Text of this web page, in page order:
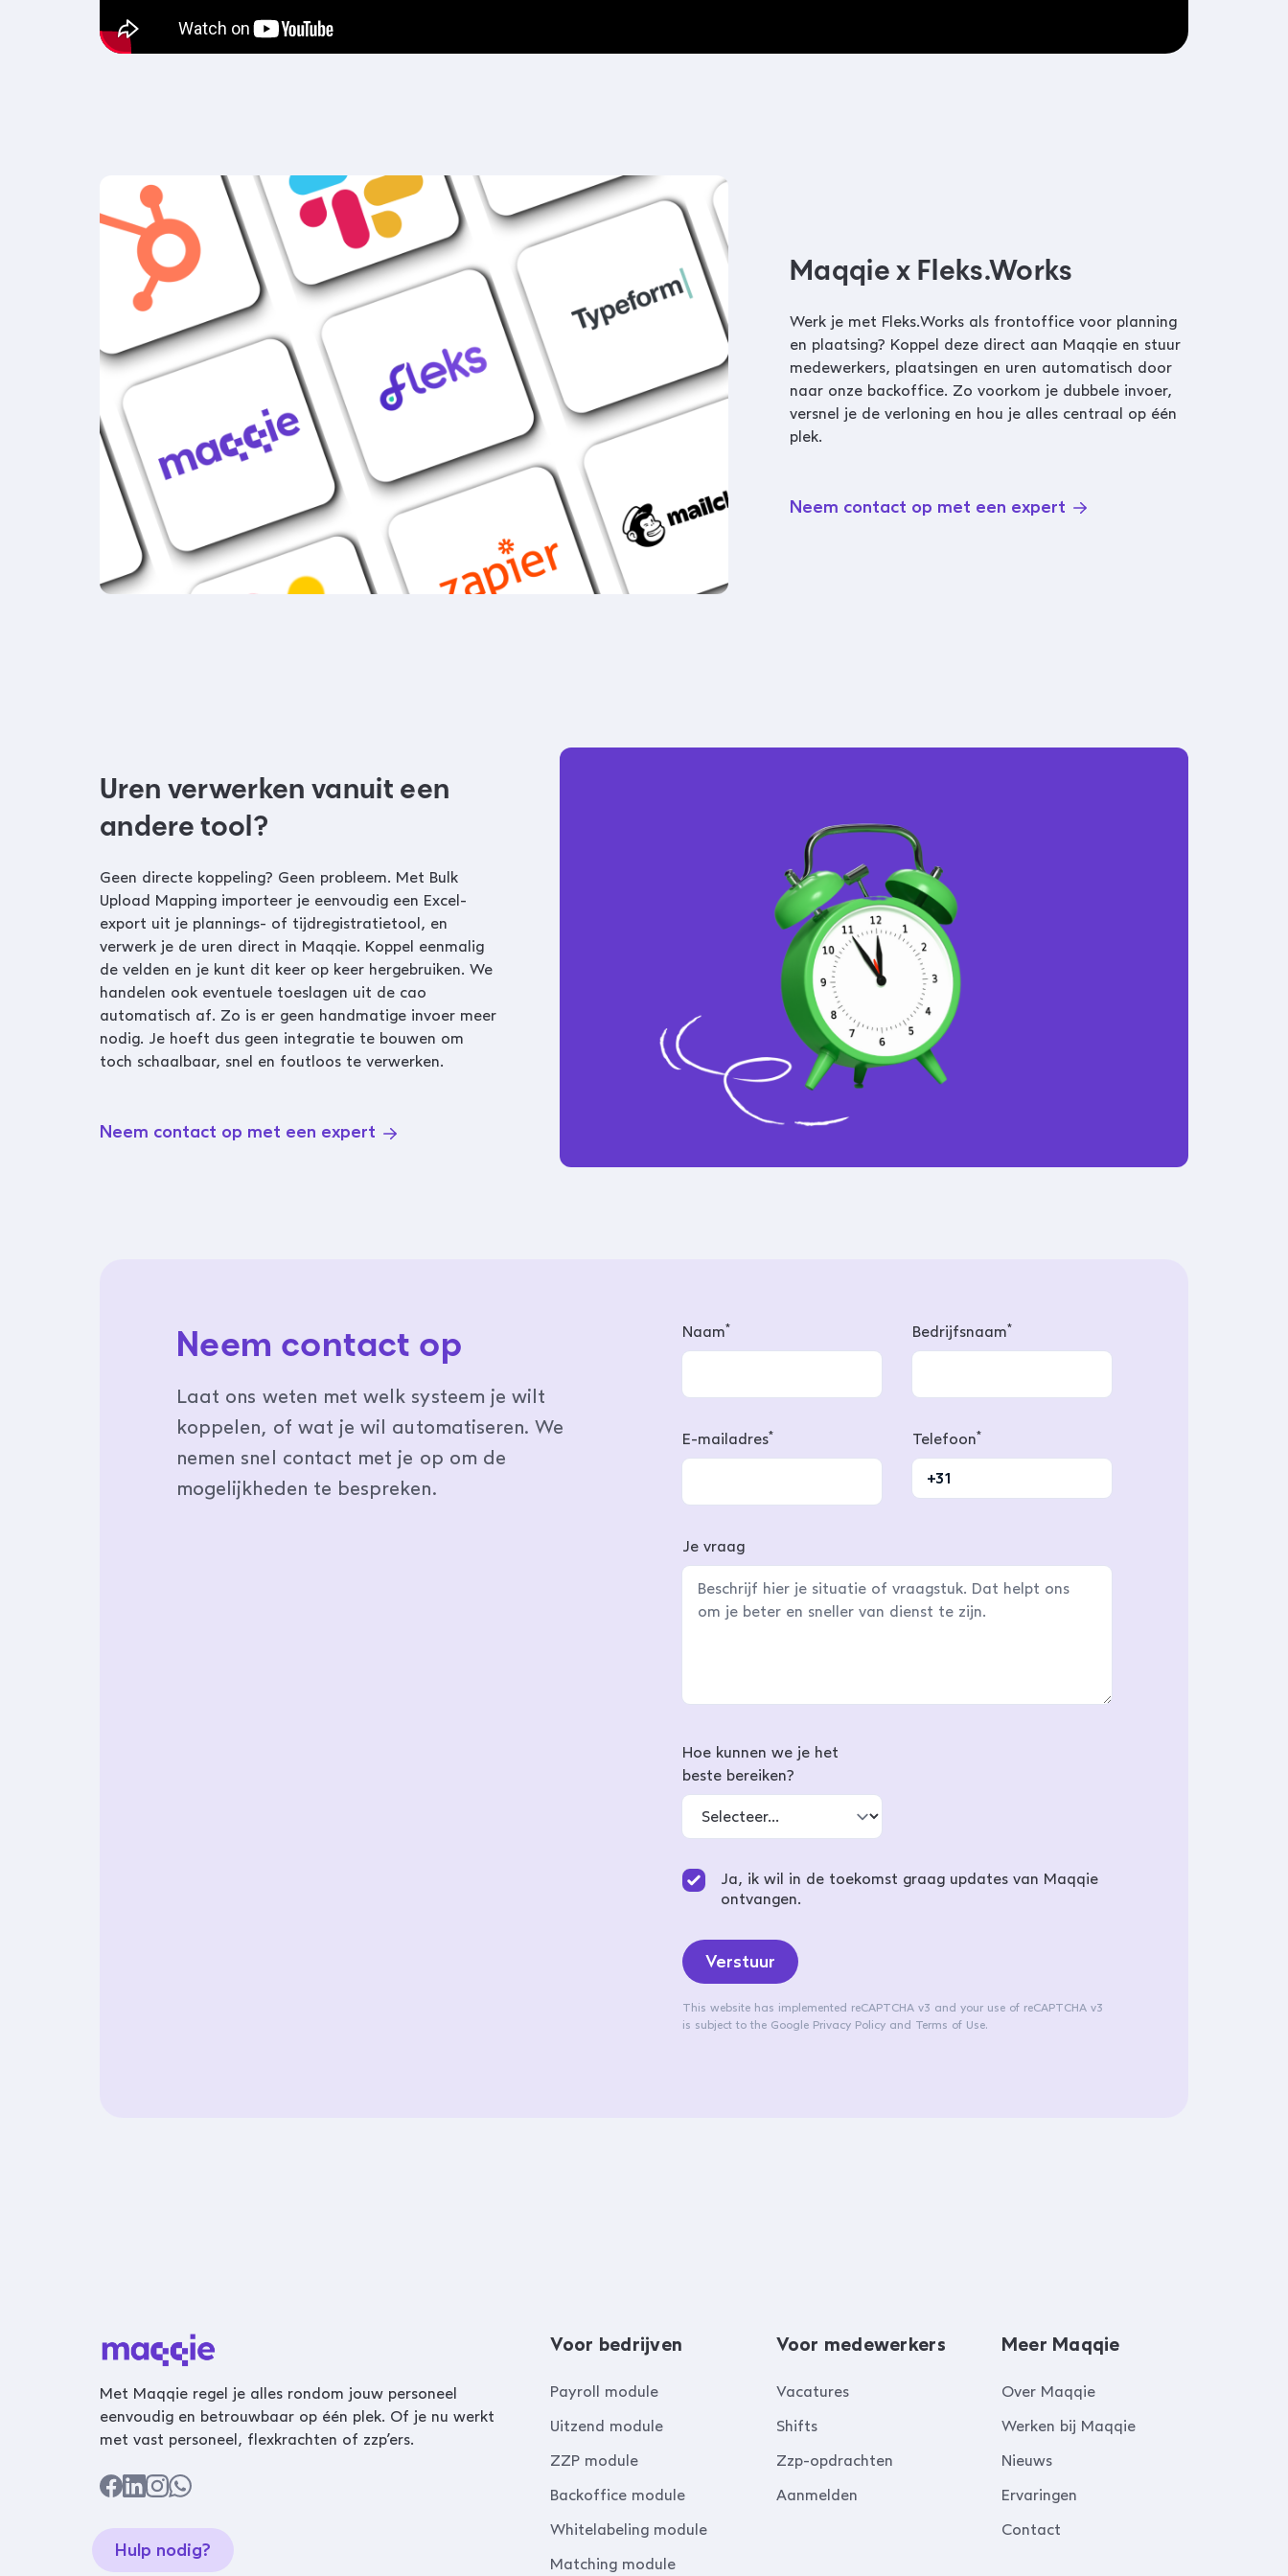
Maqqie x Fleks.Works
Werk je met Fleks.Works als frontoffice voor planning
en plaatsing? Koppel deze direct aan Maqqie en stuur
medewerkers, plaatsingen en uren automatisch door
naar onze backoffice. Zo voorkom je dubbele invoer,
versnel je de verloning en hou je alles centraal op één
plek.
Neem contact op met een expert
Uren verwerken vanuit een
andere tool?
Geen directe koppeling? Geen probleem. Met Bulk
Upload Mapping importeer je eenvoudig een Excel-
export uit je plannings- of tijdregistratietool, en
verwerk je de uren direct in Maqqie. Koppel eenmalig
de velden en je kunt dit keer op keer hergebruiken. We
handelen ook eventuele toeslagen uit de cao
automatisch af. Zo is er geen handmatige invoer meer
nodig. Je hoeft dus geen integratie te bouwen om
toch schaalbaar, snel en foutloos te verwerken.
Neem contact op met een expert
Neem contact op
Laat ons weten met welk systeem je wilt
koppelen, of wat je wil automatiseren. We
nemen snel contact met je op om de
mogelijkheden te bespreken.
Naam* Bedrijfsnaam*
E-mailadres* Telefoon*
Je vraag
Hoe kunnen we je het
beste bereiken?
Ja, ik wil in de toekomst graag updates van Maqqie
ontvangen.
Verstuur
This website has implemented reCAPTCHA v3 and your use of reCAPTCHA v3
is subject to the Google Privacy Policy and Terms of Use.
Met Maqqie regel je alles rondom jouw personeel
eenvoudig en betrouwbaar op één plek. Of je nu werkt
met vast personeel, flexkrachten of zzp’ers.
Hulp nodig?
Voor bedrijven
Payroll module
Uitzend module
ZZP module
Backoffice module
Whitelabeling module
Matching module
Voor medewerkers
Vacatures
Shifts
Zzp-opdrachten
Aanmelden
Meer Maqqie
Over Maqqie
Werken bij Maqqie
Nieuws
Ervaringen
Contact